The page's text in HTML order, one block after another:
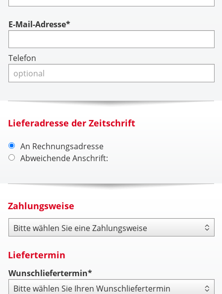
Account
E-Mail-Adresse*
Telefon
Lieferadresse der Zeitschrift
An Rechnungsadresse
Abweichende Anschrift:
Zahlungsweise
Zahlungsweise
Liefertermin
Wunschliefertermin*